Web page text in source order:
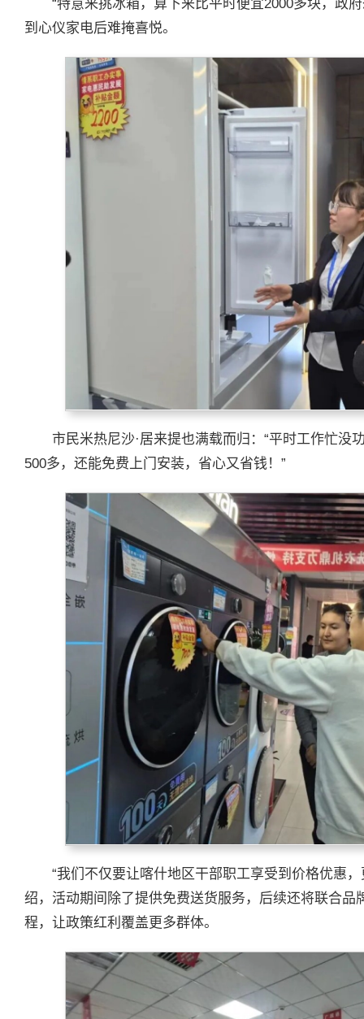
“特意来挑冰箱，算下来比平时便宜2000多块，政
到心仪家电后难掩喜悦。
市民米热尼沙·居来提也满载而归：“平时工作忙没
500多，还能免费上门安装，省心又省钱！”
“我们不仅要让喀什地区干部职工享受到价格优惠
绍，活动期间除了提供免费送货服务，后续还将联合
程，让政策红利覆盖更多群体。